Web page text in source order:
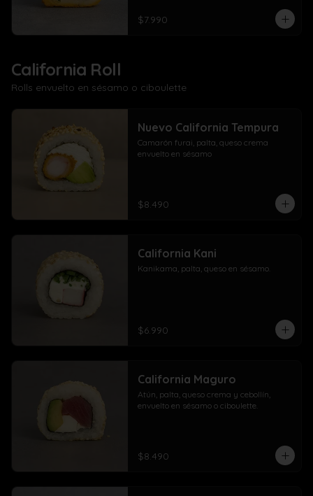
$7.990
California Roll
Rolls envuelto en sésamo o ciboulette
Nuevo California Tempura
Camarón furai, palta, queso crema
envuelto en sésamo
$8.490
California Kani
Kanikama, palta, queso en sésamo.
$6.990
California Maguro
Atún, palta, queso crema y cebollín,
envuelto en sésamo o ciboulette.
$8.490